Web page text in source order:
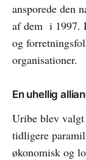
ansporede den
af dem i 1997.
og
organisationer.
En uhellig
Uribe blev
tidligere
økonomisk og